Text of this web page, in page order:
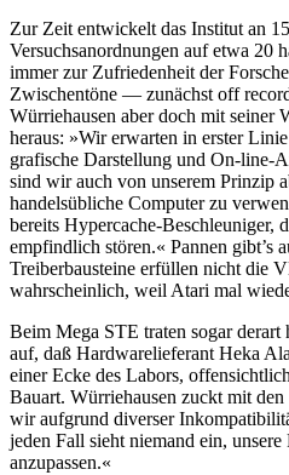
Zur Zeit entwickelt das Institut an
Versuchsanordnungen auf etwa 20
immer zur Zufriedenheit der
Zwischentöne — zunächst off
Würriehausen aber doch mit seiner
heraus: »Wir erwarten in erster
grafische Darstellung und On-line-
sind wir auch von unserem Prinzip
handelsübliche Computer zu
bereits Hypercache-Beschleuniger,
empfindlich stören.« Pannen gibt’s
Treiberbausteine erfüllen nicht die
wahrscheinlich, weil Atari mal
Beim Mega STE traten sogar
auf, daß Hardwarelieferant Heka
einer Ecke des Labors,
Bauart. Würriehausen zuckt mit
wir aufgrund diverser
jeden Fall sieht niemand ein,
anzupassen.«